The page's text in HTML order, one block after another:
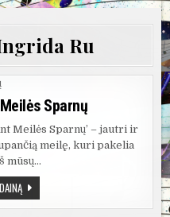
Ru
Sparnų
Meilės Sparnų’ – jautri ir
meilę, kuri pakelia
mūsų…
INGRIDA
RU
–